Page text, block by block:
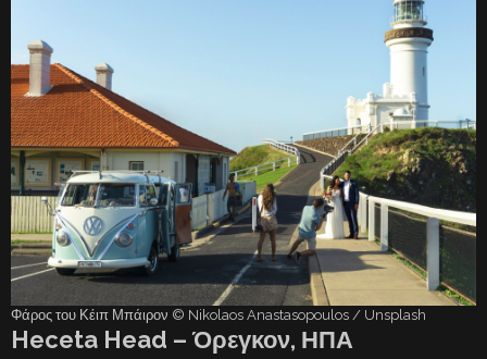
Φάρος του Κέιπ Μπάιρον © Nikolaos Anastasopoulos / Unsplash
Heceta Head – Όρεγκον, ΗΠΑ